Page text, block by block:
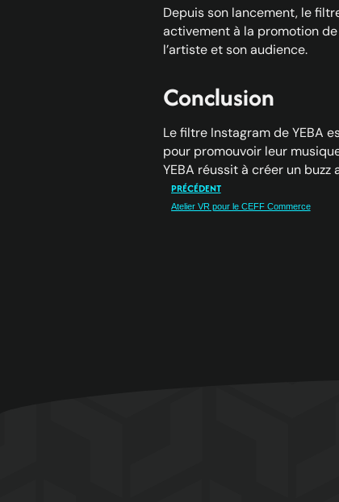
Depuis son lancement, le
activement à la promotion
l’artiste et son audience.
Conclusion
Le filtre Instagram de YEBA
pour promouvoir leur
YEBA réussit à créer un
PRÉCÉDENT
Atelier VR pour le CEFF Commerce